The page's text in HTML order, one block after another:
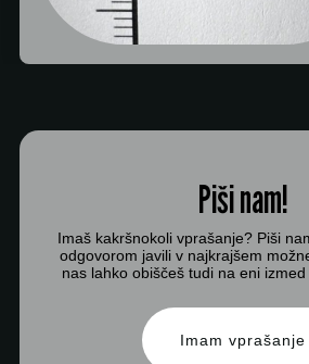
Piši nam!
Imaš kakršnokoli vprašanje? Piši
odgovorom javili v najkrajšem
nas lahko obiščeš tudi na eni izmed
Imam vprašanje